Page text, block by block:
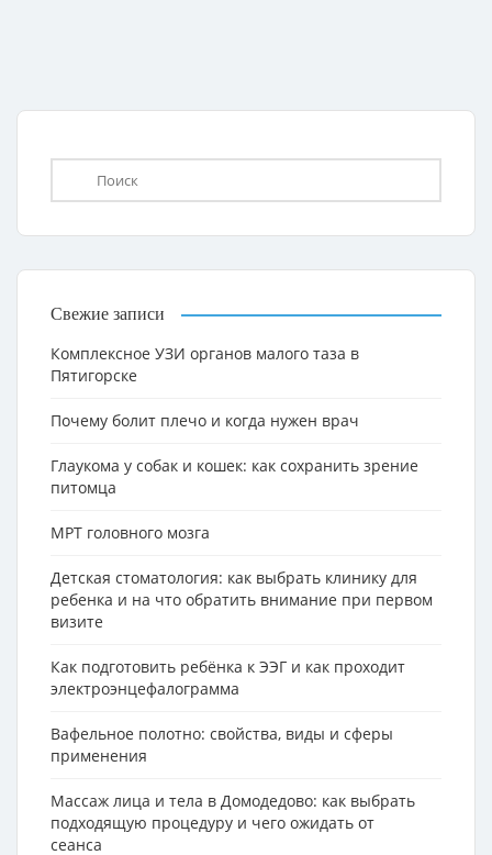
Свежие записи
Комплексное УЗИ органов малого таза в
Пятигорске
Почему болит плечо и когда нужен врач
Глаукома у собак и кошек: как сохранить зрение
питомца
МРТ головного мозга
Детская стоматология: как выбрать клинику для
ребенка и на что обратить внимание при первом
визите
Как подготовить ребёнка к ЭЭГ и как проходит
электроэнцефалограмма
Вафельное полотно: свойства, виды и сферы
применения
Массаж лица и тела в Домодедово: как выбрать
подходящую процедуру и чего ожидать от
сеанса